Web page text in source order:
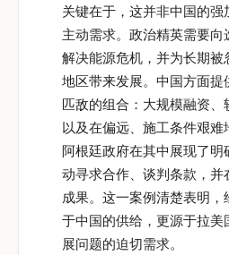
关键在于，这并非中国的强
主动需求。政治精英需要向
解决能源危机，并为长期被
地区带来发展。中国方面提
匹敌的组合：大规模融资、
以及在偏远、施工条件艰难
阿根廷政府在其中展现了
动寻求合作、谈判条款，并
成果。这一案例清楚表明
于中国的供给，更源于拉美
展问题的迫切需求。